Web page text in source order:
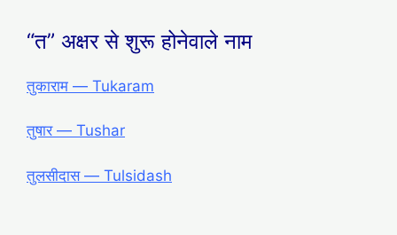
“त” अक्षर से शुरू होनेवाले नाम
तुकाराम ― Tukaram
तुषार ― Tushar
तुलसीदास ― Tulsidash